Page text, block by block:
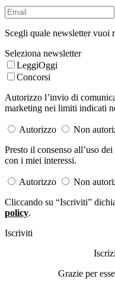
Scegli quale newsletter vuoi
Seleziona newsletter
LeggiOggi
Concorsi
Autorizzo l’invio di
marketing nei limiti indicati
Autorizzo
Non
Presto il consenso all’uso
con i miei interessi.
Autorizzo
Non
Cliccando su “Iscriviti”
policy.
Iscriviti
Grazie per